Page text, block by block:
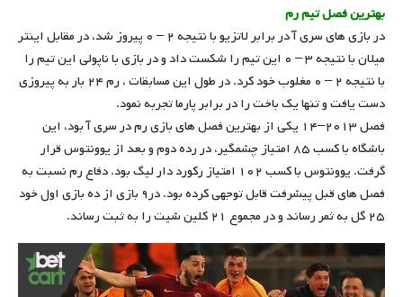
بهترین فصل تیم رم
در بازی های سری آ در برابر لاتزیو با نتیجه ۲ – ۰ پیروز شد، در مقابل اینتر
میلان با نتیجه ۳ – ۰ این تیم را شکست داد و در بازی با ناپولی این تیم را
با نتیجه ۲ – ۰ مغلوب خود کرد. در طول این مسابقات ، رم ۲۴ بار به پیروزی
دست یافت و تنها یک باخت را در برابر پارما تجربه نمود.
فصل ۲۰۱۳–۱۴ یکی از بهترین فصل های بازی رم در سری آ بود، این
باشگاه با کسب ۸۵ امتیاز چشمگیر، در رده دوم و بعد از یوونتوس قرار
گرفت. یوونتوس با کسب ۱۰۲ امتیاز رکورد دار لیگ بود. دفاع رم نسبت به
فصل های قبل پیشرفت قابل توجهی کرده بود. در۹ بازی از ده بازی اول خود
۲۵ گل به ثمر رساند و در مجموع ۲۱ کلین شیت را به ثبت رساند.